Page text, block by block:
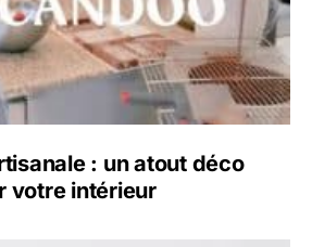
: un atout déco
votre intérieur